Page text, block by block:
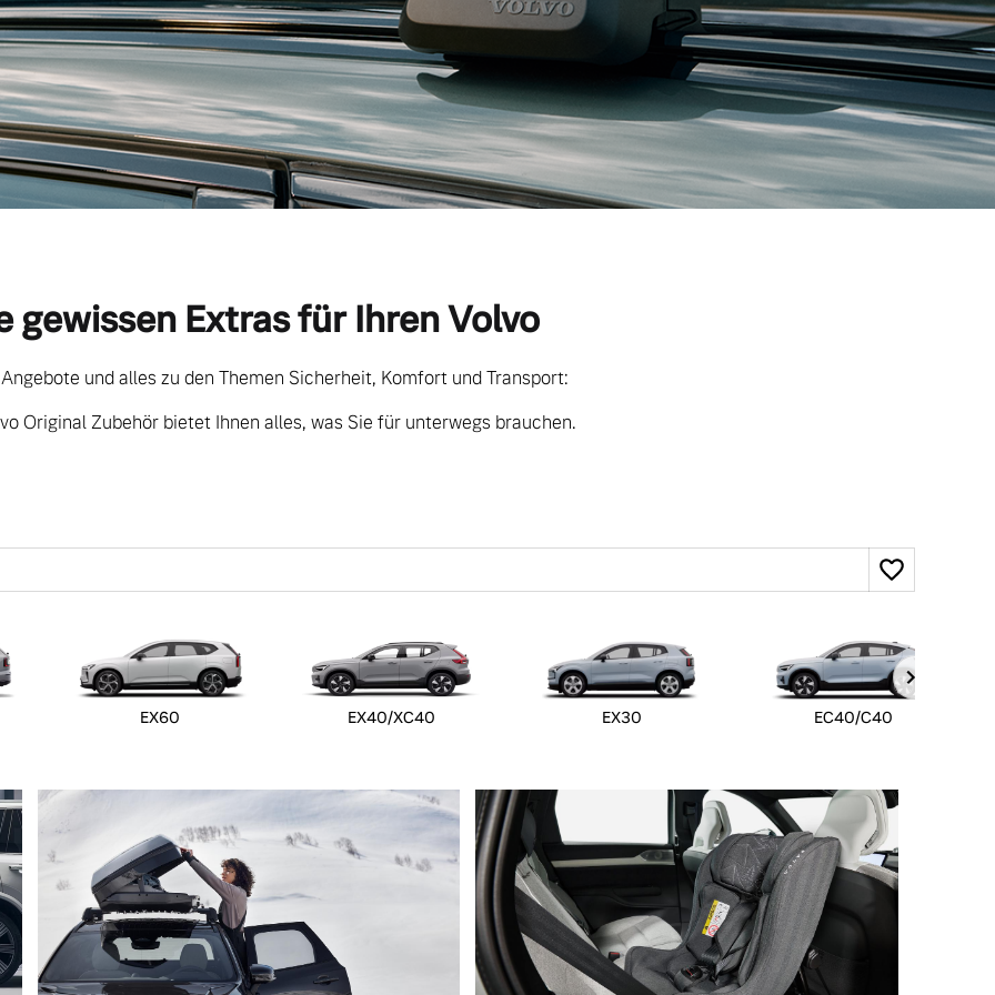
Original Volvo Winter- und Sommer Kompletträder.
gewissen Extras für Ihren Volvo
und alles zu den Themen Sicherheit, Komfort und Transport:
Original Zubehör bietet Ihnen alles, was Sie für unterwegs brauchen.
EX60 EX40/XC40 EX30 EC40/C40